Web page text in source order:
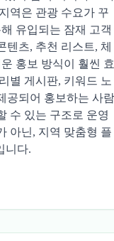
역은 관광 수요가 꾸
유입되는 잠재 고객
텐츠, 추천 리스트, 체
홍보 방식이 훨씬 효
별 게시판, 키워드 노
공되어 홍보하는 사람
수 있는 구조로 운영
아닌, 지역 맞춤형 플
니다.